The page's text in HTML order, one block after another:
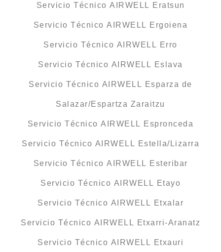
Servicio Técnico AIRWELL Eratsun
Servicio Técnico AIRWELL Ergoiena
Servicio Técnico AIRWELL Erro
Servicio Técnico AIRWELL Eslava
Servicio Técnico AIRWELL Esparza de
Salazar/Espartza Zaraitzu
Servicio Técnico AIRWELL Espronceda
Servicio Técnico AIRWELL Estella/Lizarra
Servicio Técnico AIRWELL Esteribar
Servicio Técnico AIRWELL Etayo
Servicio Técnico AIRWELL Etxalar
Servicio Técnico AIRWELL Etxarri-Aranatz
Servicio Técnico AIRWELL Etxauri